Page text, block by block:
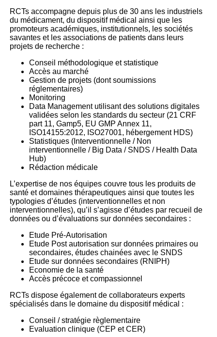
RCTs accompagne depuis plus de 30 ans les industriels
du médicament, du dispositif médical ainsi que les
promoteurs académiques, institutionnels, les sociétés
savantes et les associations de patients dans leurs
projets de recherche :
Conseil méthodologique et statistique
Accès au marché
Gestion de projets (dont soumissions
réglementaires)
Monitoring
Data Management utilisant des solutions digitales
validées selon les standards du secteur (21 CRF
part 11, Gamp5, EU GMP Annex 11,
ISO14155:2012, ISO27001, hébergement HDS)
Statistiques (Interventionnelle / Non
interventionnelle / Big Data / SNDS / Health Data
Hub)
Rédaction médicale
L’expertise de nos équipes couvre tous les produits de
santé et domaines thérapeutiques ainsi que toutes les
typologies d’études (interventionnelles et non
interventionnelles), qu’il s’agisse d’études par recueil de
données ou d’évaluations sur données secondaires :
Etude Pré-Autorisation
Etude Post autorisation sur données primaires ou
secondaires, études chainées avec le SNDS
Etude sur données secondaires (RNIPH)
Economie de la santé
Accès précoce et compassionnel
RCTs dispose également de collaborateurs experts
spécialisés dans le domaine du dispositif médical :
Conseil / stratégie règlementaire
Evaluation clinique (CEP et CER)